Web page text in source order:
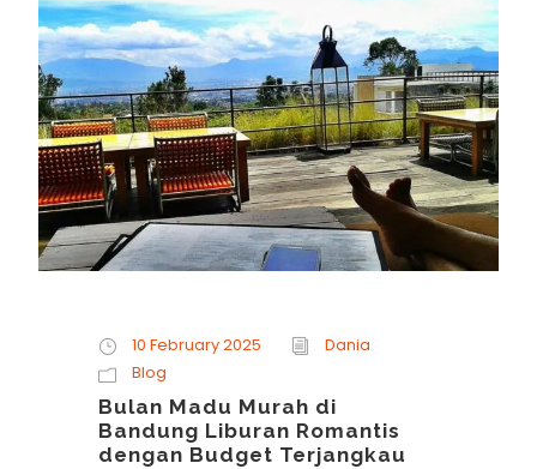
10 February 2025
Dania
Blog
Bulan Madu Murah di
Bandung Liburan Romantis
dengan Budget Terjangkau